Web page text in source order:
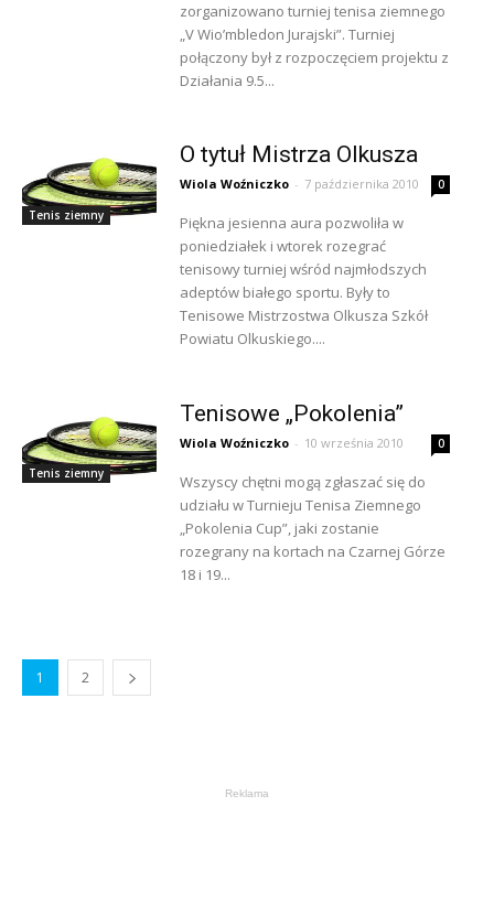
zorganizowano turniej tenisa ziemnego
„V Wio’mbledon Jurajski”. Turniej
połączony był z rozpoczęciem projektu z
Działania 9.5...
Tenis ziemny
O tytuł Mistrza Olkusza
Wiola Woźniczko - 7 października 2010 0
Piękna jesienna aura pozwoliła w
poniedziałek i wtorek rozegrać
tenisowy turniej wśród najmłodszych
adeptów białego sportu. Były to
Tenisowe Mistrzostwa Olkusza Szkół
Powiatu Olkuskiego....
Tenis ziemny
Tenisowe „Pokolenia”
Wiola Woźniczko - 10 września 2010 0
Wszyscy chętni mogą zgłaszać się do
udziału w Turnieju Tenisa Ziemnego
„Pokolenia Cup”, jaki zostanie
rozegrany na kortach na Czarnej Górze
18 i 19...
1 2
Reklama